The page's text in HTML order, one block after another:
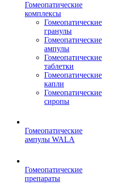
Гомеопатические
комплексы
Гомеопатические
гранулы
Гомеопатические
ампулы
Гомеопатические
таблетки
Гомеопатические
капли
Гомеопатические
сиропы
Гомеопатические
ампулы WALA
Гомеопатические
препараты